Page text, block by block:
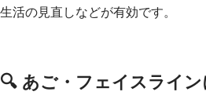
生活の見直しなどが有効です。
🔍 あご・フェイスライ